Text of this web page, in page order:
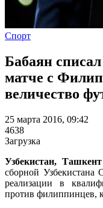
Спорт
Бабаян
матче с
величество
25 марта 2016, 09:42
4638
Загрузка
Узбекистан,
сборной Узбекистана
реализации в
против филиппинцев,